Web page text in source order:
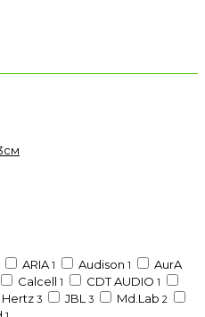
ARIA 1 Audison 1
AurA
Calcell 1 CDT AUDIO 1
Hertz 3 JBL 3 Md.Lab 2